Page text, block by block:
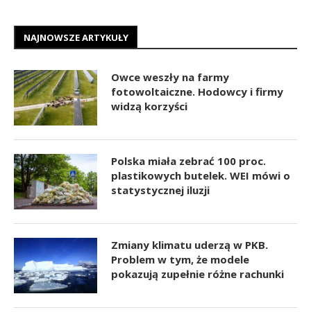
NAJNOWSZE ARTYKUŁY
Owce weszły na farmy
fotowoltaiczne. Hodowcy i firmy
widzą korzyści
Polska miała zebrać 100 proc.
plastikowych butelek. WEI mówi o
statystycznej iluzji
Zmiany klimatu uderzą w PKB.
Problem w tym, że modele
pokazują zupełnie różne rachunki